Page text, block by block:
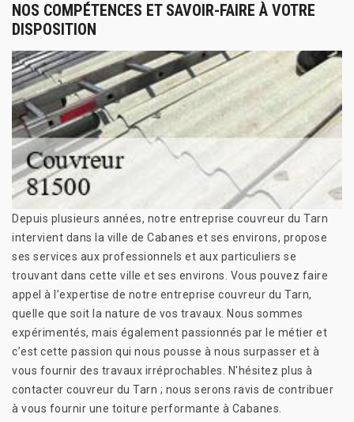
NOS COMPÉTENCES ET SAVOIR-FAIRE À VOTRE
DISPOSITION
Depuis plusieurs années, notre entreprise couvreur du Tarn
intervient dans la ville de Cabanes et ses environs, propose
ses services aux professionnels et aux particuliers se
trouvant dans cette ville et ses environs. Vous pouvez faire
appel à l’expertise de notre entreprise couvreur du Tarn,
quelle que soit la nature de vos travaux. Nous sommes
expérimentés, mais également passionnés par le métier et
c’est cette passion qui nous pousse à nous surpasser et à
vous fournir des travaux irréprochables. N'hésitez plus à
contacter couvreur du Tarn ; nous serons ravis de contribuer
à vous fournir une toiture performante à Cabanes.